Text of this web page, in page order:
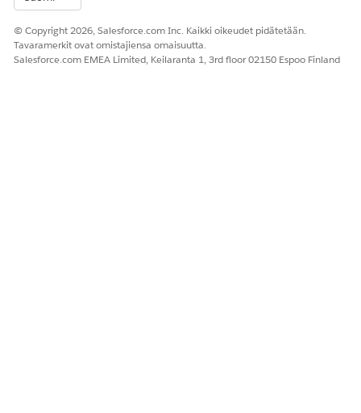
© Copyright 2026, Salesforce.com Inc. Kaikki oikeudet pidätetään.
Tavaramerkit ovat omistajiensa omaisuutta.
Salesforce.com EMEA Limited, Keilaranta 1, 3rd floor 02150 Espoo Finland